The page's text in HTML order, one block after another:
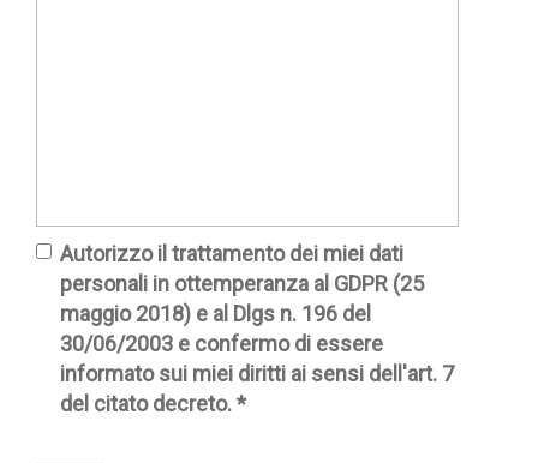
Autorizzo il trattamento dei miei dati
personali in ottemperanza al GDPR (25
maggio 2018) e al Dlgs n. 196 del
30/06/2003 e confermo di essere
informato sui miei diritti ai sensi dell'art. 7
del citato decreto.*